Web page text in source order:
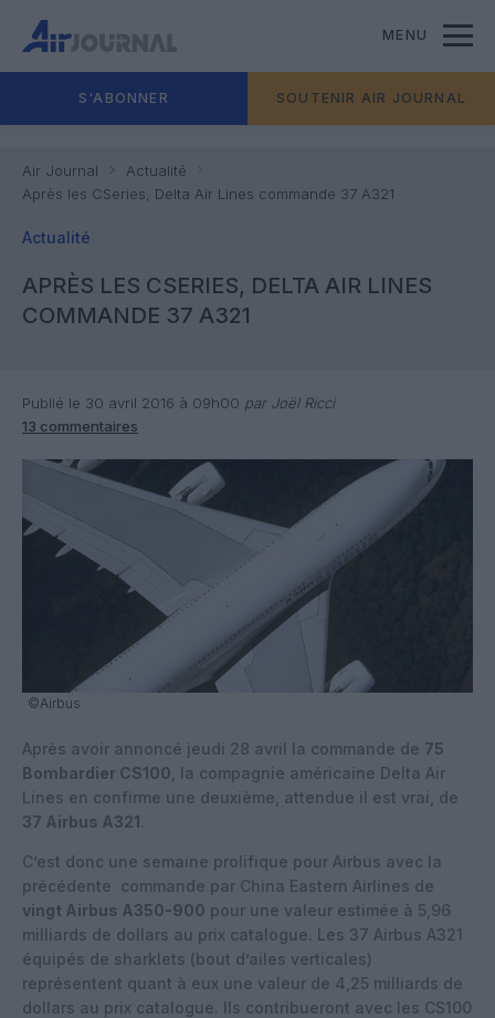
MENU
S'ABONNER SOUTENIR AIR JOURNAL
Air Journal
Actualité
Après les CSeries, Delta Air Lines commande 37 A321
Actualité
APRÈS LES CSERIES, DELTA AIR LINES
COMMANDE 37 A321
Publié le 30 avril 2016 à 09h00 par Joël Ricci
13 commentaires
©Airbus
Après avoir annoncé jeudi 28 avril la commande de 75
Bombardier CS100 , la compagnie américaine Delta Air
Lines en confirme une deuxième, attendue il est vrai, de
37 Airbus A321.
C’est donc une semaine prolifique pour Airbus avec la
précédente commande par China Eastern Airlines de
vingt Airbus A350-900 pour une valeur estimée à 5,96
milliards de dollars au prix catalogue. Les 37 Airbus A321
équipés de sharklets (bout d’ailes verticales)
représentent quant à eux une valeur de 4,25 milliards de
dollars au prix catalogue. Ils contribueront avec les CS100